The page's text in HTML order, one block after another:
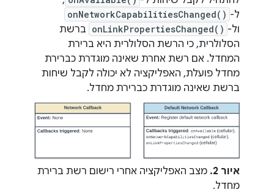
ל- onNetworkCapabilitiesChanged()
ול- onLinkPropertiesChanged() ברשת
הסלולרית, כי הרשת הסלולרית היא ברירת
המחדל. אם רשת אחרת שאינה מוגדרת כברירת
מחדל פועלת, האפליקציה לא יכולה לקבל שיחות
ברשת שאינה מוגדרת כברירת מחדל.
איור 2.
מצב האפליקציה אחרי רישום רשת ברירת
מחדל.